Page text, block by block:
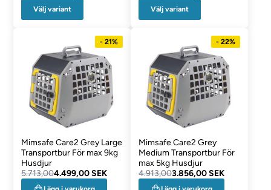
Välj variant Välj variant
- 21%
Mimsafe Care2 Grey Large
Transportbur För max 9kg
Husdjur
5.713,004.499,00 SEK
- 22%
Mimsafe Care2 Grey
Medium Transportbur För
max 5kg Husdjur
4.913,003.856,00 SEK